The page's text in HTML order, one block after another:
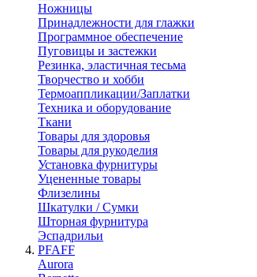
Ножницы
Принадлежности для глажки
Программное обеспечение
Пуговицы и застежки
Резинка, эластичная тесьма
Творчество и хобби
Термоаппликации/Заплатки
Техника и оборудование
Ткани
Товары для здоровья
Товары для рукоделия
Установка фурнитуры
Уцененные товары
Флизелины
Шкатулки / Сумки
Шторная фурнитура
Эспадрильи
PFAFF
Aurora